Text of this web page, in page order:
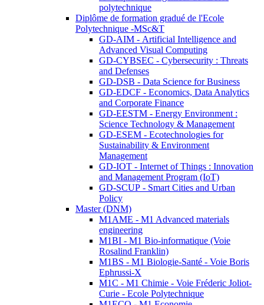
polytechnique
Diplôme de formation gradué de l'Ecole
Polytechnique -MSc&T
GD-AIM - Artificial Intelligence and
Advanced Visual Computing
GD-CYBSEC - Cybersecurity : Threats
and Defenses
GD-DSB - Data Science for Business
GD-EDCF - Economics, Data Analytics
and Corporate Finance
GD-EESTM - Energy Environment :
Science Technology & Management
GD-ESEM - Ecotechnologies for
Sustainability & Environment
Management
GD-IOT - Internet of Things : Innovation
and Management Program (IoT)
GD-SCUP - Smart Cities and Urban
Policy
Master (DNM)
M1AME - M1 Advanced materials
engineering
M1BI - M1 Bio-informatique (Voie
Rosalind Franklin)
M1BS - M1 Biologie-Santé - Voie Boris
Ephrussi-X
M1C - M1 Chimie - Voie Fréderic Joliot-
Curie - Ecole Polytechnique